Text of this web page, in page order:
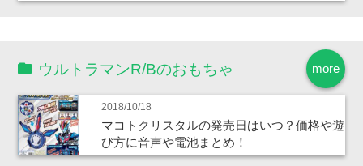
more
ウルトラマンR/Bのおもちゃ
2018/10/18
マコトクリスタルの発売日はいつ？価格や遊
び方に音声や電池まとめ！